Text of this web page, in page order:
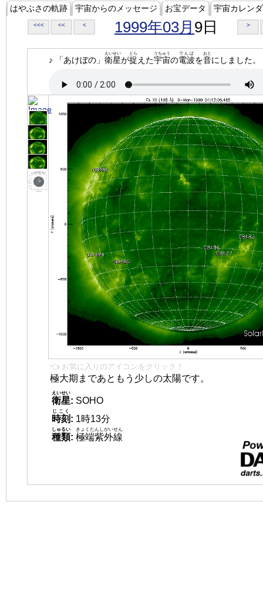
はやぶさの軌跡 宇宙からのメッセージ お宝データ 宇宙カレン
<<< << < 1999年03月 9日 >
♪ 「あけぼの」 衛星
えいせい
が捉
とら
えた宇宙
うちゅう
の電波
でんぱ
を音
おと
にしました。
👈 お気に入りのアイコンをクリック！
極大期まであともう少しの太陽です。
衛星
えいせい
: SOHO
時刻
じこく
: 1時13分
種類
しゅるい
: 極端紫外線
きょくたんしがいせん